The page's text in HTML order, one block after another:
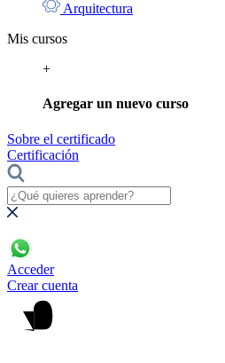
Arquitectura
Mis cursos
+
Agregar un nuevo curso
Sobre el certificado
Certificación
Acceder
Crear cuenta